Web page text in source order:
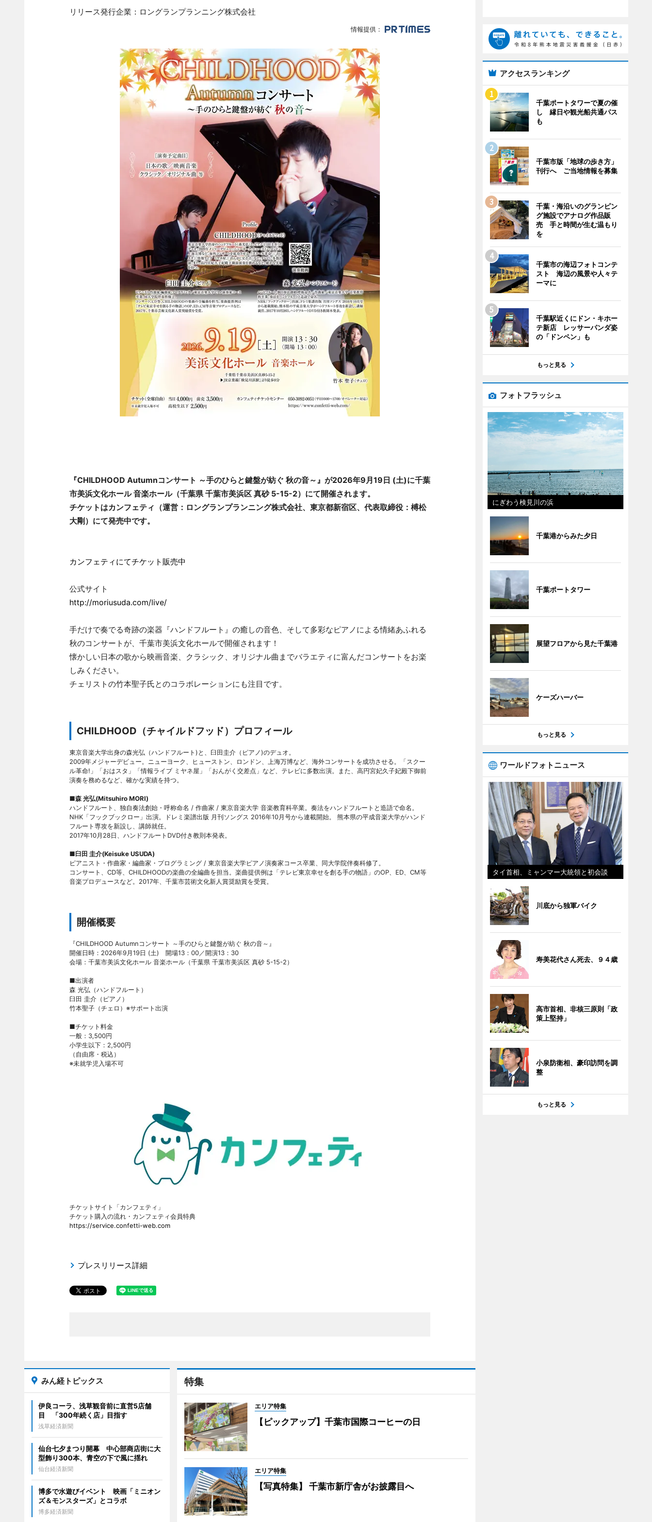
リリース発行企業：ロングランプランニング株式会社
情報提供：
『CHILDHOOD Autumnコンサート ～手のひらと鍵盤が紡ぐ 秋の音～』が2026年9月19日 (土)に千葉
市美浜文化ホール 音楽ホール（千葉県 千葉市美浜区 真砂 5-15-2）にて開催されます。
チケットはカンフェティ（運営：ロングランプランニング株式会社、東京都新宿区、代表取締役：榑松
大剛）にて発売中です。
カンフェティにてチケット販売中
公式サイト
http://moriusuda.com/live/
手だけで奏でる奇跡の楽器『ハンドフルート』の癒しの音色、そして多彩なピアノによる情緒あふれる
秋のコンサートが、千葉市美浜文化ホールで開催されます！
懐かしい日本の歌から映画音楽、クラシック、オリジナル曲までバラエティに富んだコンサートをお楽
しみください。
チェリストの竹本聖子氏とのコラボレーションにも注目です。
CHILDHOOD（チャイルドフッド）プロフィール
東京音楽大学出身の森光弘（ハンドフルート)と、臼田圭介（ピアノ)のデュオ。
2009年メジャーデビュー。ニューヨーク、ヒューストン、ロンドン、上海万博など、海外コンサートを成功させる。「スクー
ル革命!」「おはスタ」「情報ライブ ミヤネ屋」「おんがく交差点」など、テレビに多数出演。また、高円宮妃久子妃殿下御前
演奏を務めるなど、確かな実績を持つ。
■森 光弘(Mitsuhiro MORI)
ハンドフルート、独自奏法創始・呼称命名 / 作曲家 / 東京音楽大学 音楽教育科卒業。奏法をハンドフルートと造語で命名。
NHK「フックブックロー」出演。ドレミ楽譜出版 月刊ソングス 2016年10月号から連載開始。 熊本県の平成音楽大学がハンド
フルート専攻を新設し、講師就任。
2017年10月28日、ハンドフルートDVD付き教則本発表。
■臼田 圭介(Keisuke USUDA)
ピアニスト・作曲家・編曲家・プログラミング / 東京音楽大学ピアノ演奏家コース卒業、同大学院伴奏科修了。
コンサート、CD等、CHILDHOODの楽曲の全編曲を担当。楽曲提供例は「テレビ東京幸せを創る手の物語」のOP、ED、CM等
音楽プロデュースなど。2017年、千葉市芸術文化新人賞奨励賞を受賞。
開催概要
『CHILDHOOD Autumnコンサート ～手のひらと鍵盤が紡ぐ 秋の音～』
開催日時：2026年9月19日 (土) 開場13：00／開演13：30
会場：千葉市美浜文化ホール 音楽ホール（千葉県 千葉市美浜区 真砂 5-15-2）
■出演者
森 光弘（ハンドフルート）
臼田 圭介（ピアノ）
竹本聖子（チェロ）※サポート出演
■チケット料金
一般：3,500円
小学生以下：2,500円
（自由席・税込）
※未就学児入場不可
チケットサイト「カンフェティ」
チケット購入の流れ・カンフェティ会員特典
https://service.confetti-web.com
プレスリリース詳細
特集
エリア特集
【ピックアップ】千葉市国際コーヒーの日
エリア特集
【写真特集】 千葉市新庁舎がお披露目へ
みん経トピックス
伊良コーラ、浅草観音前に直営5店舗
目 「300年続く店」目指す
浅草経済新聞
仙台七夕まつり開幕 中心部商店街に大
型飾り300本、青空の下で風に揺れ
仙台経済新聞
博多で水遊びイベント 映画「ミニオン
ズ＆モンスターズ」とコラボ
博多経済新聞
アクセスランキング
千葉ポートタワーで夏の催
し 縁日や観光船共通パス
も
千葉市版「地球の歩き方」
刊行へ ご当地情報を募集
千葉・海沿いのグランピン
グ施設でアナログ作品販
売 手と時間が生む温もり
を
千葉市の海辺フォトコンテ
スト 海辺の風景や人々テ
ーマに
千葉駅近くにドン・キホー
テ新店 レッサーパンダ姿
の「ドンペン」も
もっと見る
フォトフラッシュ
にぎわう検見川の浜
千葉港からみた夕日
千葉ポートタワー
展望フロアから見た千葉港
ケーズハーバー
もっと見る
ワールドフォトニュース
タイ首相、ミャンマー大統領と初会談
川底から独軍バイク
寿美花代さん死去、９４歳
高市首相、非核三原則「政
策上堅持」
小泉防衛相、豪印訪問を調
整
もっと見る